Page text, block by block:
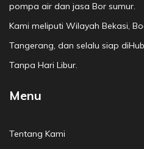
pompa air dan jasa Bor sumur.
Kami meliputi Wilayah Bekasi,
Tangerang, dan selalu siap
Tanpa Hari Libur.
Menu
Tentang Kami